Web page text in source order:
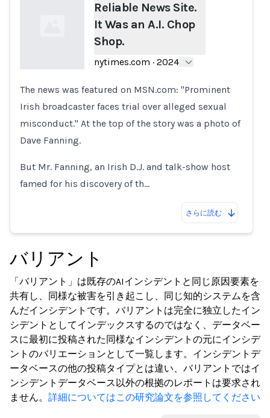
Loading...
Reliable News Site.
It Was an A.I. Chop
Shop.
nytimes.com · 2024
The news was featured on MSN.com: "Prominent
Irish broadcaster faces trial over alleged sexual
misconduct." At the top of the story was a photo of
Dave Fanning.
But Mr. Fanning, an Irish D.J. and talk-show host
famed for his discovery of th…
さらに読む
バリアント
「バリアント」は既存のAIインシデントと同じ原因要素を
共有し、同様な被害を引き起こし、同じ知的システムを含
んだインシデントです。バリアントは完全に独立したイン
シデントとしてインデックスするのではなく、データベー
スに最初に投稿された同様なインシデントの元にインシデ
ントのバリエーションとして一覧します。インシデントデ
ータベースの他の投稿タイプとは違い、バリアントではイ
ンシデントデータベース以外の根拠のレポートは要求され
ません。 詳細についてはこの研究論文を参照してください